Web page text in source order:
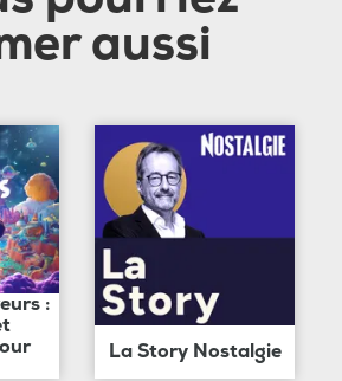
aussi
:
La Story Nostalgie